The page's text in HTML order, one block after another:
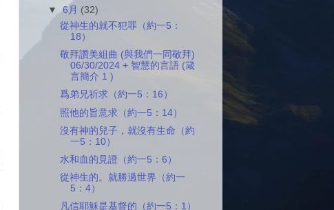
▼6月 (32)
從神生的就不犯罪（約一5：
18）
敬拜讚美組曲 (與我們一同敬拜)
06/30/2024 + 智慧的言語 (箴
言簡介 1 )
爲弟兄祈求（約一5：16）
照他的旨意求（約一5：14）
沒有神的兒子，就沒有生命（約
一5：10）
水和血的見證（約一5：6）
從神生的。就勝過世界（約一
5：4）
凡信耶穌是基督的（約一5：1）